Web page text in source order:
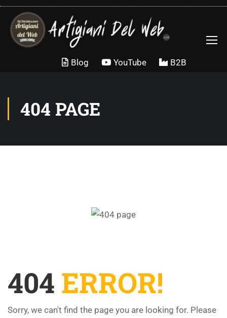
B2B
YouTube
Blog
404 PAGE
404 ERROR!
Sorry, we can't find the page you are looking for. Please